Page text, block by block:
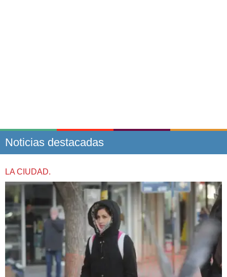
Noticias destacadas
LA CIUDAD.